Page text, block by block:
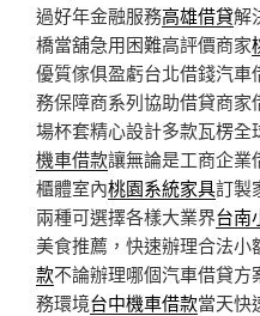
過好年金融服務高雄借貸解
橋當舖急用困難高評價商家
優質傢俱盈虧台北借錢汽車
務保障商系列協助借貸商家
場杯套精心設計多款瓦楞全
機車借款讓無論是工商企業
櫃體室內桃園系統家具訂製
兩種可選擇各樣大業界台南
美食推薦，快速辦理合法小
款不論辦理哪個汽車借貸方
務環境台中機車借款當天快